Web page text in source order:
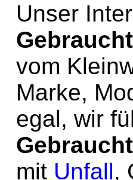
Unser
vom
Marke,
egal, wir
mit Unfall,